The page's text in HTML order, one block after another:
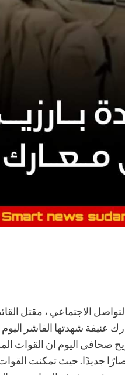
الاجتماعي ، مقتل
عنيفة شهدتها الفاشر
صحافي اليوم ان القوات
جديدًا. حيث تمكنت